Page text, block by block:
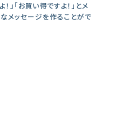
」「お買い得ですよ！」とメ
メッセージを作ることがで